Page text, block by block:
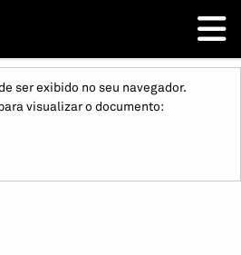
ser exibido no seu navegador.
visualizar o documento: